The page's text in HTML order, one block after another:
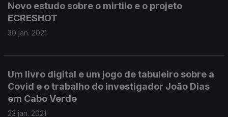
Novo estudo sobre o mirtilo e o projeto
ECRESHOT
30 jan. 2021
Um livro digital e um jogo de tabuleiro sobre a
Covid e o trabalho do investigador João Dias
em Cabo Verde
23 jan. 2021